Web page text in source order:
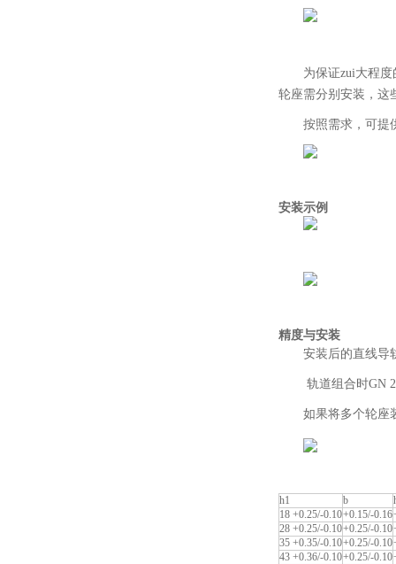
为保证zui大程
轮座需分别安装，这
按照需求，可提
安装示例
精度与安装
安装后的直线导
轨道组合时GN
如果将多个轮座
h1 b
18 +0.25/-0.10+0.15/-0.16
28 +0.25/-0.10+0.25/-0.10
35 +0.35/-0.10+0.25/-0.10
43 +0.36/-0.10+0.25/-0.10